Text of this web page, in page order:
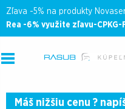
Zľava -5% na produkty
Rea -6% využite zľavu-CPKG-
Máš nižšiu cenu ?